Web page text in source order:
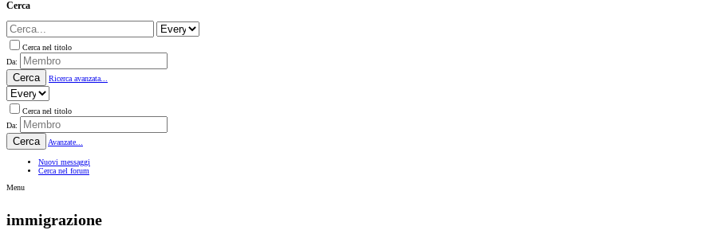
Cerca
Cerca nel titolo
Da:
Cerca Ricerca avanzata...
Cerca nel titolo
Da:
Cerca Avanzate...
Nuovi messaggi
Cerca nel forum
Menu
immigrazione